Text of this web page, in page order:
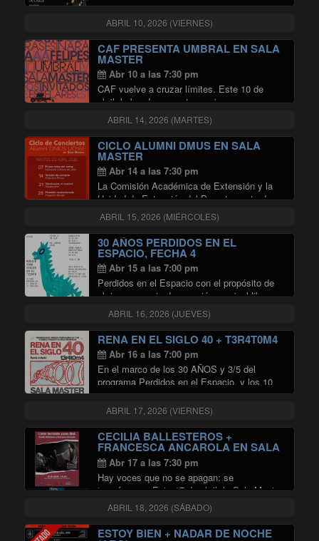
vuelve a Chile y Argentina para realizar
conciertos que exponen su universo creativo.
sonoro, literario; donde habita la canción de
autor, …Continuar leyendo"BRIELA OJEDA EN
ABRIL 10, 2026 (VIERNES)
CAF PRESENTA UMBRAL EN SALA
MASTER
Abr 10 a las 7:30 pm
CAF vuelve a cruzar límites. Este 10 de
abril, la banda presenta en vivo su onceavo
disco de estudio: “Umbral”, en un concierto
único en la Sala Master, donde se abrirá una
nueva etapa sonora …Continuar leyendo"CAF
ABRIL 14, 2026 (MARTES)
CICLO ALUMNI DMUS EN SALA
MASTER
Abr 14 a las 7:30 pm
La Comisión Académica de Extensión y la
Unidad de Extensión del Departamento de
Música (DMUS) de la Universidad de Chile
invitan a disfrutar del ciclo de conciertos de
alumni del DMUS, que realizarán en en …
Continuar leyendo"CICLO ALUMNI DMUS EN SALA
ABRIL 15, 2026 (MIÉRCOLES)
30 AÑOS PERDIDOS EN EL
ESPACIO, FECHA 4
Abr 15 a las 7:00 pm
Perdidos en el Espacio con el propósito de
abrir un espacio de creación musical libre,
sin condicionamientos comerciales ni
dictados del mercado, ha invitado al
productor de escena independiente y
experimental Astrocaglia a realizar una …
Continuar leyendo"30 AÑOS PERDIDOS EN EL
ABRIL 16, 2026 (JUEVES)
RENA EN EL SIGLO 40 + T3R4T0M4
Abr 16 a las 7:00 pm
En el marco de los 30 AÑOS y 3/5 del
programa Perdidos en el Espacio, y los 10
años del sello Gemelo Parásito, el jueves 16
de abril, en Sala Master de la Radio
Continuar leyendo
ABRIL 17, 2026 (VIERNES)
CECILIA BALLESTEROS +
FRANCESCA ANCAROLA EN SALA
MASTER
Abr 17 a las 7:30 pm
Hay voces que no se apagan: se
transforman. Este 17 de abril, la Sala Master
se convertirá en el escenario de un homenaje
único: “Canto hermano, canto libre”, un
concierto que rinde tributo a dos …
ABRIL 18, 2026 (SÁBADO)
ESTOY BIEN + NADAR DE NOCHE